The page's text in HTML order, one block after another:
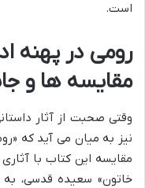
است.
رومی در پهنه
مقایسه ها و
وقتی صحبت از آثار
نیز به میان می آید که
مقایسه این کتاب با
خاتون» سعیده قدسی،